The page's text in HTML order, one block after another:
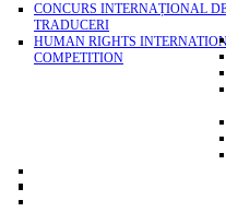
CONCURS INTERNAȚIONAL
TRADUCERI
HUMAN RIGHTS
COMPETITION